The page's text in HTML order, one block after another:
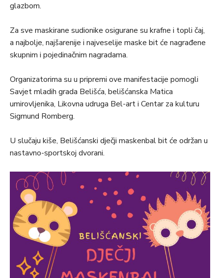
glazbom.
Za sve maskirane sudionike osigurane su krafne i topli čaj,
a najbolje, najšarenije i najveselije maske bit će nagrađene
skupnim i pojedinačnim nagradama.
Organizatorima su u pripremi ove manifestacije pomogli
Savjet mladih grada Belišća, belišćanska Matica
umirovljenika, Likovna udruga Bel-art i Centar za kulturu
Sigmund Romberg.
U slučaju kiše, Belišćanski dječji maskenbal bit će održan u
nastavno-sportskoj dvorani.